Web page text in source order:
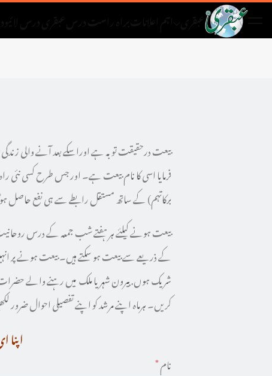
بیعت درحقیقت توبہ ہے اوراسکے بعد آنے والی
فرمایا اسی کا نام بیعت ہے۔ اور جس طرح کسی نئی
برکاتہم) کے ساتھ مستقل رابطے سے ہی نفع حاصل
بیعت ہونے کیلئے ہر ہفتے شب جمعہ کے درس
کے ذریعے سے بیعت ہو سکتے ہیں۔ بیعت ہونے پر
شریک ہوں. بیرون شہر یا ملک میں رہنے والے
کریں۔ ہرماہ اپنے مرشد کو اپنے تفصیلی احوال
نام*